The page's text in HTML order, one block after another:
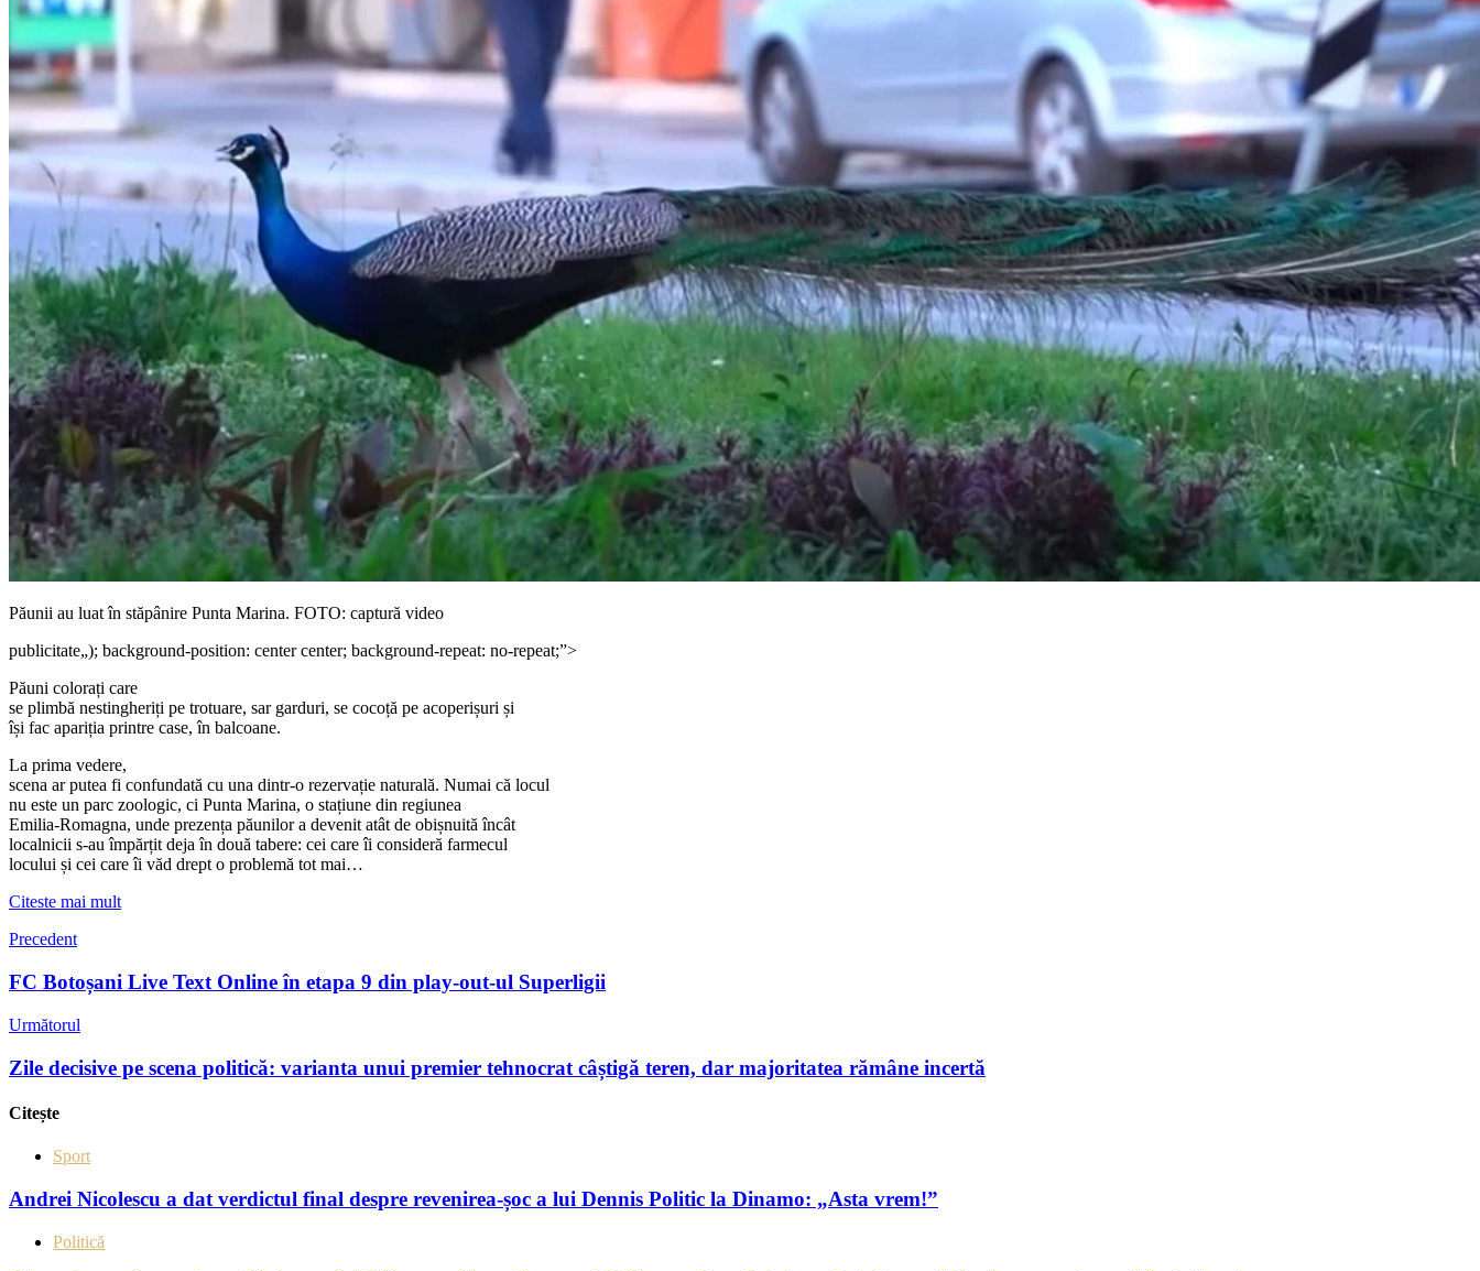
Păunii au luat în stăpânire Punta Marina. FOTO: captură video
publicitate„); background-position: center center; background-repeat: no-repeat;”>
Păuni colorați care
se plimbă nestingheriți pe trotuare, sar garduri, se cocoță pe acoperișuri și
își fac apariția printre case, în balcoane.
La prima vedere,
scena ar putea fi confundată cu una dintr-o rezervație naturală. Numai că locul
nu este un parc zoologic, ci Punta Marina, o stațiune din regiunea
Emilia-Romagna, unde prezența păunilor a devenit atât de obișnuită încât
localnicii s-au împărțit deja în două tabere: cei care îi consideră farmecul
locului și cei care îi văd drept o problemă tot mai…
Citeste mai mult
Precedent
FC Botoșani Live Text Online în etapa 9 din play-out-ul Superligii
Următorul
Zile decisive pe scena politică: varianta unui premier tehnocrat câștigă teren, dar majoritatea rămâne incertă
Citește
Sport
Andrei Nicolescu a dat verdictul final despre revenirea-șoc a lui Dennis Politic la Dinamo: „Asta vrem!”
Politică